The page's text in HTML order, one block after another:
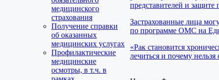
медицинского
страхования
Получение справки
об оказанных
медицинских услугах
Профилактические
медицинские
осмотры, в т.ч. в
представителей и защите
Застрахованные лица
по программе ОМС на
«Рак становится
лечиться и почему нельзя